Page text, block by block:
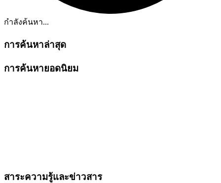
กำลังค้นหา...
การค้นหาล่าสุด
การค้นหายอดนิยม
สาระความรู้และข่าวสาร